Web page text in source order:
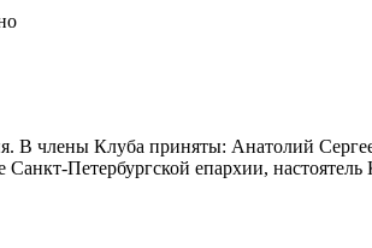
В члены Клуба приняты: Анатолий
Санкт-Петербургской епархии,